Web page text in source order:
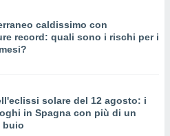
caldissimo con
record: quali sono i rischi per i
solare del 12 agosto: i
in Spagna con più di un
buio